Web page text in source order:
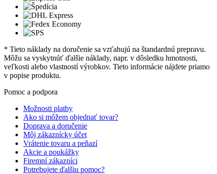
* Tieto náklady na doručenie sa vzťahujú na štandardnú prepravu.
Môžu sa vyskytnúť ďalšie náklady, napr. v dôsledku hmotnosti,
veľkosti alebo vlastností výrobkov. Tieto informácie nájdete priamo
v popise produktu.
Pomoc a podpora
Možnosti platby
Ako si môžem objednať tovar?
Doprava a doručenie
Môj zákaznícky účet
Vrátenie tovaru a peňazí
Akcie a poukážky
Firemní zákazníci
Potrebujete ďalšiu pomoc?